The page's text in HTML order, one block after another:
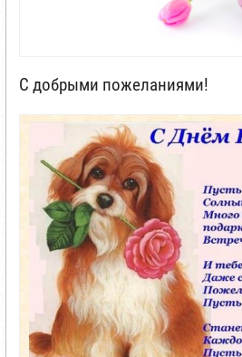
С добрыми пожеланиями!